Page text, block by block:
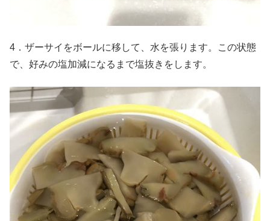
4．ザーサイをボールに移して、水を張ります。この状態
で、好みの塩加減になるまで塩抜きをします。